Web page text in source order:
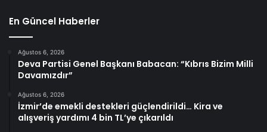
En Güncel Haberler
Ağustos 6, 2026
Deva Partisi Genel Başkanı Babacan: “Kıbrıs Bizim Milli
Davamızdır”
Ağustos 6, 2026
İzmir’de emekli destekleri güçlendirildi… Kira ve
alışveriş yardımı 4 bin TL’ye çıkarıldı